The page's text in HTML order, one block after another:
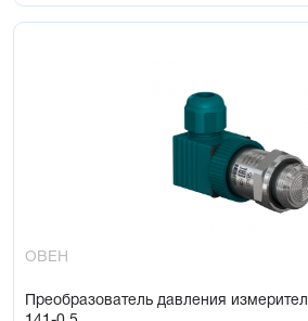
ОВЕН
Преобразователь давления